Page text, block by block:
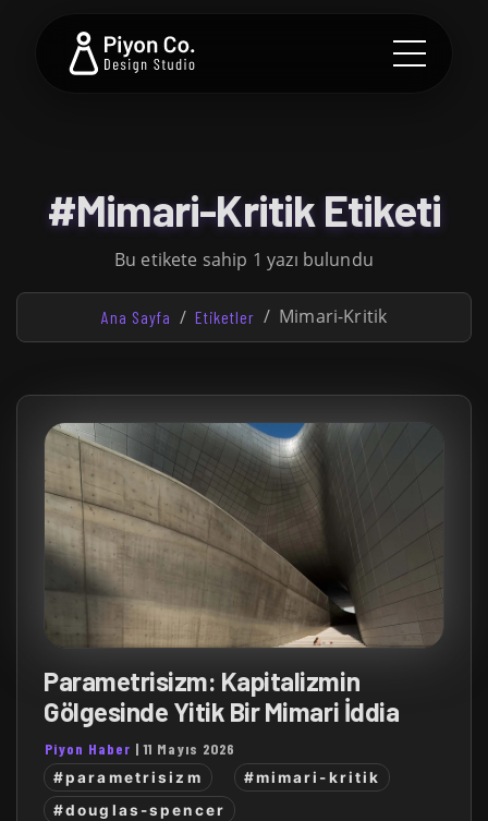
#Mimari-Kritik Etiketi
Bu etikete sahip 1 yazı bulundu
Ana Sayfa Etiketler Mimari-Kritik
Parametrisizm: Kapitalizmin
Gölgesinde Yitik Bir Mimari İddia
Piyon Haber |11 Mayıs 2026
#parametrisizm
#mimari-kritik
#douglas-spencer